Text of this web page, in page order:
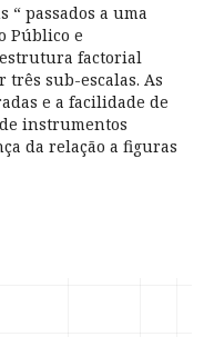
“ passados a uma
Público e
factorial
três sub-escalas. As
e a facilidade de
instrumentos
da relação a figuras